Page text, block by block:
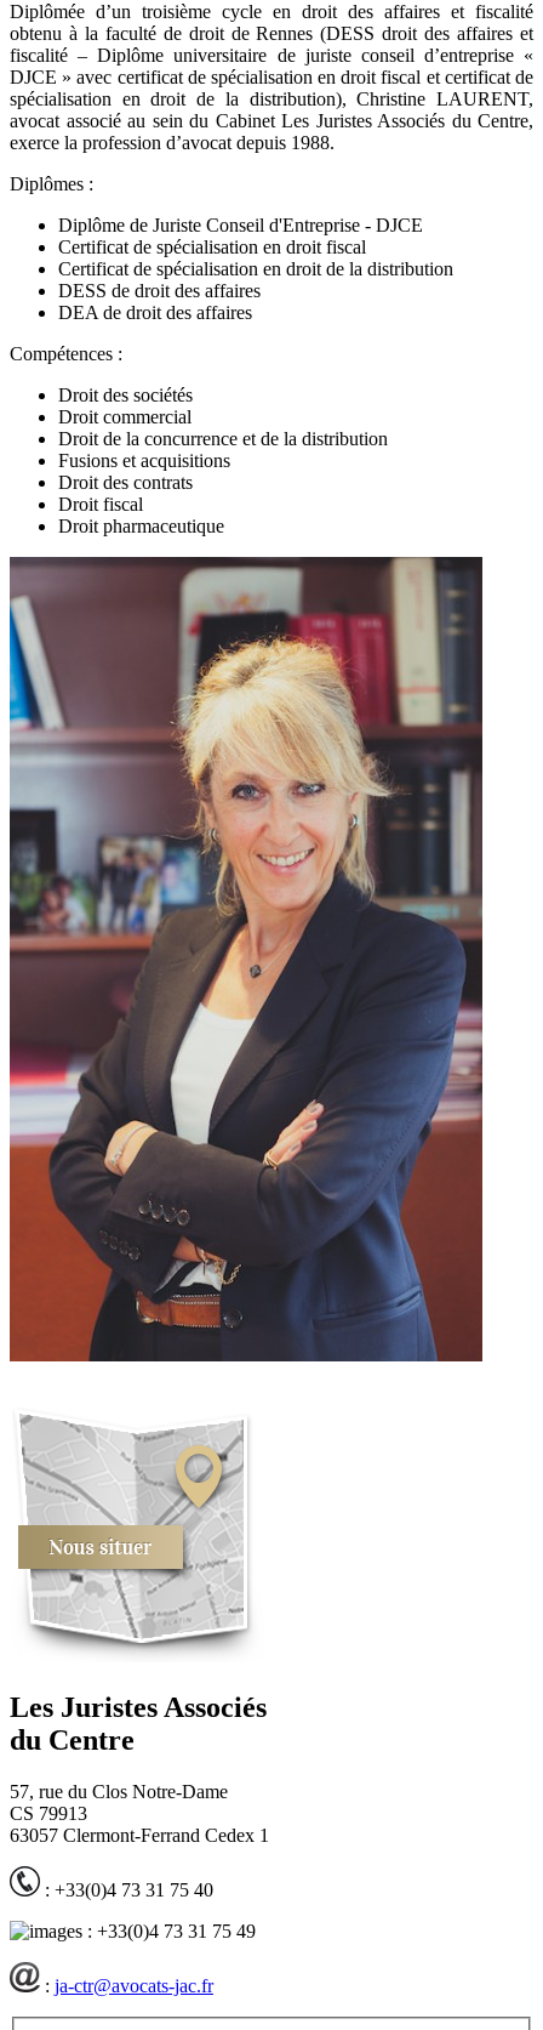
Diplômée d’un troisième cycle en droit des affaires et fiscalité
obtenu à la faculté de droit de Rennes (DESS droit des affaires et
fiscalité – Diplôme universitaire de juriste conseil d’entreprise «
DJCE » avec certificat de spécialisation en droit fiscal et certificat de
spécialisation en droit de la distribution), Christine LAURENT,
avocat associé au sein du Cabinet Les Juristes Associés du Centre,
exerce la profession d’avocat depuis 1988.
Diplômes :
Diplôme de Juriste Conseil d'Entreprise - DJCE
Certificat de spécialisation en droit fiscal
Certificat de spécialisation en droit de la distribution
DESS de droit des affaires
DEA de droit des affaires
Compétences :
Droit des sociétés
Droit commercial
Droit de la concurrence et de la distribution
Fusions et acquisitions
Droit des contrats
Droit fiscal
Droit pharmaceutique
Les Juristes Associés
du Centre
57, rue du Clos Notre-Dame
CS 79913
63057 Clermont-Ferrand Cedex 1
: +33(0)4 73 31 75 40
: +33(0)4 73 31 75 49
: ja-ctr@avocats-jac.fr